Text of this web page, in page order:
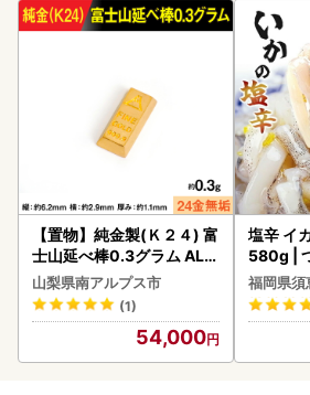
【置物】純金製(Ｋ２４) 富
士山延べ棒0.3グラム ALP
BK193
山梨県南アルプス市
(1)
54,000
塩辛 イ
580g |
福岡県須